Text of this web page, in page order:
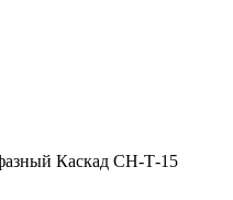
Каскад СН-Т-15